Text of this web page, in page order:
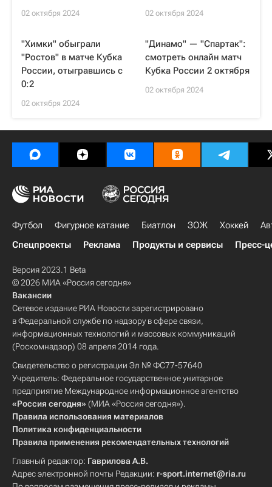
02 октября 2024 02 октября 2024
"Химки" обыграли
"Ростов" в матче Кубка
России, отыгравшись с
0:2
02 октября 2024
"Динамо" — "Спартак":
смотреть онлайн матч
Кубка России 2 октября
02 октября 2024
Футбол Фигурное катание Биатлон ЗОЖ Хоккей
Спецпроекты
Реклама Продукты и сервисы Пресс-
Версия 2023.1 Beta
© 2026 МИА «Россия сегодня»
Вакансии
Сетевое издание РИА Новости зарегистрировано
в Федеральной службе по надзору в сфере связи,
информационных технологий и массовых коммуникаций
(Роскомнадзор) 08 апреля 2014 года.
Свидетельство о регистрации Эл № ФС77-57640
Учредитель: Федеральное государственное унитарное
предприятие Международное информационное агентство
«Россия сегодня» (МИА «Россия сегодня»).
Правила использования материалов
Политика конфиденциальности
Правила применения рекомендательных технологий
Главный редактор: Гаврилова А.В.
Адрес электронной почты Редакции: r-sport.internet@ria.ru